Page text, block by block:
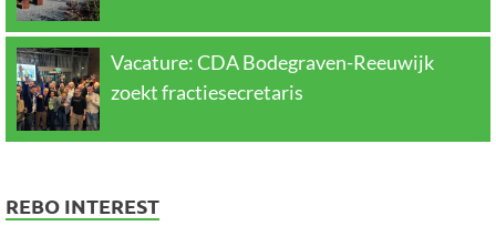
Vacature: CDA Bodegraven-Reeuwijk
zoekt fractiesecretaris
REBO INTEREST